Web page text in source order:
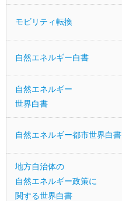
モビリティ転換
自然エネルギー白書
自然エネルギー
世界白書
自然エネルギー都市世界白書
地方自治体の
自然エネルギー政策に
関する世界白書